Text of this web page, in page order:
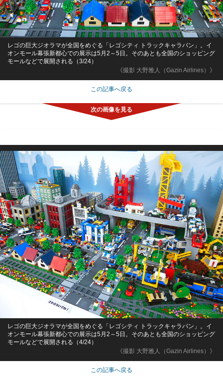
《撮影 大野雅人（Gazin Airlines）》
レゴの巨大ジオラマが全国をめぐる「レゴシティ トラックキャラバン」。イ
オンモール幕張新都心での展示は5月2～5日。そのあとも全国のショッピング
モールなどで展開される（3/24）
この記事へ戻る
《撮影 大野雅人（Gazin Airlines）》
レゴの巨大ジオラマが全国をめぐる「レゴシティ トラックキャラバン」。イ
オンモール幕張新都心での展示は5月2～5日。そのあとも全国のショッピング
モールなどで展開される（4/24）
この記事へ戻る